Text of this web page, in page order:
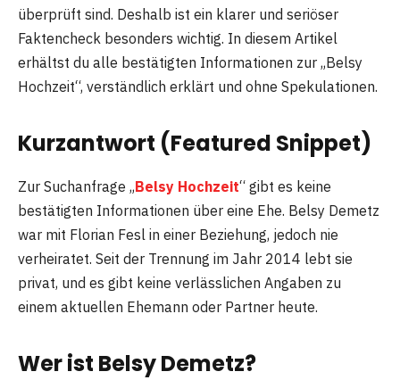
überprüft sind. Deshalb ist ein klarer und seriöser
Faktencheck besonders wichtig. In diesem Artikel
erhältst du alle bestätigten Informationen zur „Belsy
Hochzeit“, verständlich erklärt und ohne Spekulationen.
Kurzantwort (Featured Snippet)
Zur Suchanfrage „Belsy Hochzeit“ gibt es keine
bestätigten Informationen über eine Ehe. Belsy Demetz
war mit Florian Fesl in einer Beziehung, jedoch nie
verheiratet. Seit der Trennung im Jahr 2014 lebt sie
privat, und es gibt keine verlässlichen Angaben zu
einem aktuellen Ehemann oder Partner heute.
Wer ist Belsy Demetz?